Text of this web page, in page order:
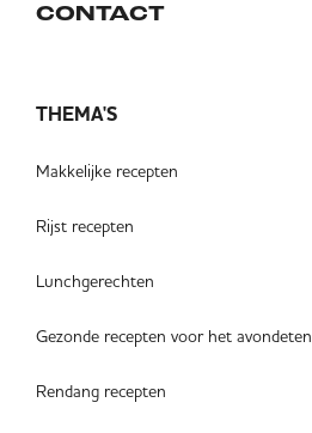
CONTACT
THEMA'S
Makkelijke recepten
Rijst recepten
Lunchgerechten
Gezonde recepten voor het avondeten
Rendang recepten